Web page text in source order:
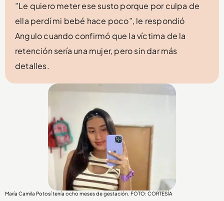
”Le quiero meter ese susto porque por culpa de
ella perdí mi bebé hace poco”, le respondió
Angulo cuando confirmó que la víctima de la
retención sería una mujer, pero sin dar más
detalles.
María Camila Potosí tenía ocho meses de gestación. FOTO: CORTESÍA